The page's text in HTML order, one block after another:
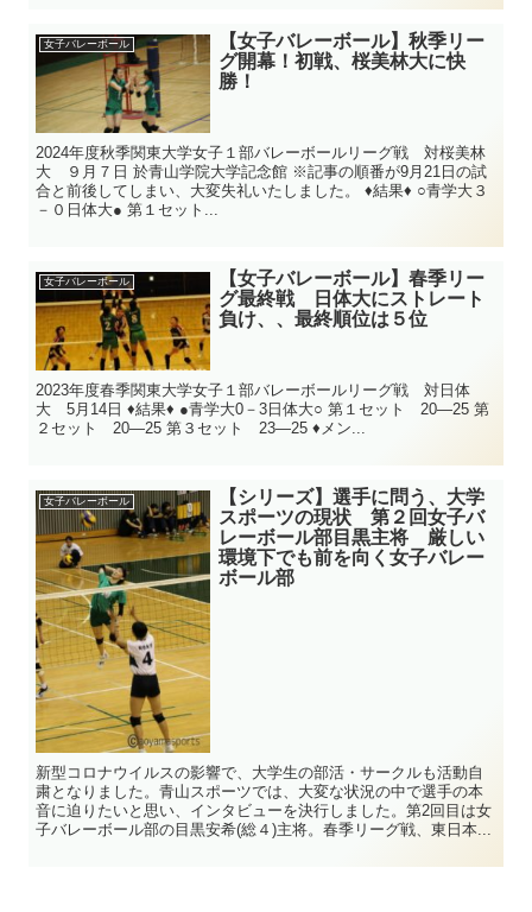
女子バレーボール
【女子バレーボール】秋季リー
グ開幕！初戦、桜美林大に快
勝！
2024年度秋季関東大学女子１部バレーボールリーグ戦 対桜美林
大 ９月７日 於青山学院大学記念館 ※記事の順番が9月21日の試
合と前後してしまい、大変失礼いたしました。 ♦結果♦ ○青学大３
－０日体大● 第１セット...
女子バレーボール
【女子バレーボール】春季リー
グ最終戦 日体大にストレート
負け、、最終順位は５位
2023年度春季関東大学女子１部バレーボールリーグ戦 対日体
大 5月14日 ♦結果♦ ●青学大0－3日体大○ 第１セット 20―25 第
２セット 20―25 第３セット 23―25 ♦メン...
女子バレーボール
【シリーズ】選手に問う、大学
スポーツの現状 第２回女子バ
レーボール部目黒主将 厳しい
環境下でも前を向く女子バレー
ボール部
新型コロナウイルスの影響で、大学生の部活・サークルも活動自
粛となりました。青山スポーツでは、大変な状況の中で選手の本
音に迫りたいと思い、インタビューを決行しました。第2回目は女
子バレーボール部の目黒安希(総４)主将。春季リーグ戦、東日本...